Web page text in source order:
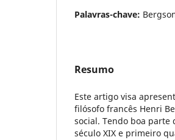
Palavras-chave:
Resumo
Este artigo visa
filósofo francês Henri
social. Tendo boa parte
século XIX e primeiro